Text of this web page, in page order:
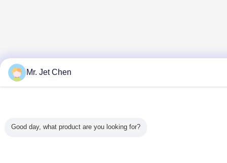
Mr. Jet Chen
Good day, what product are you looking for?